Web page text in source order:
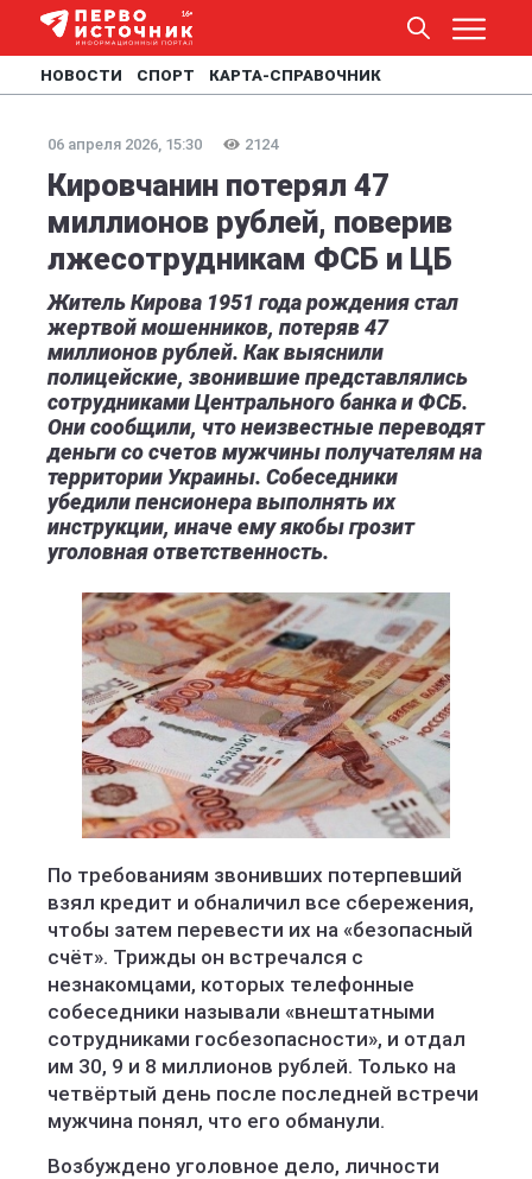
НОВОСТИ СПОРТ КАРТА-СПРАВОЧНИК
06 апреля 2026, 15:30 2124
Кировчанин потерял 47
миллионов рублей, поверив
лжесотрудникам ФСБ и ЦБ
Житель Кирова 1951 года рождения стал
жертвой мошенников, потеряв 47
миллионов рублей. Как выяснили
полицейские, звонившие представлялись
сотрудниками Центрального банка и ФСБ.
Они сообщили, что неизвестные переводят
деньги со счетов мужчины получателям на
территории Украины. Собеседники
убедили пенсионера выполнять их
инструкции, иначе ему якобы грозит
уголовная ответственность.
По требованиям звонивших потерпевший
взял кредит и обналичил все сбережения,
чтобы затем перевести их на «безопасный
счёт». Трижды он встречался с
незнакомцами, которых телефонные
собеседники называли «внештатными
сотрудниками госбезопасности», и отдал
им 30, 9 и 8 миллионов рублей. Только на
четвёртый день после последней встречи
мужчина понял, что его обманули.
Возбуждено уголовное дело, личности